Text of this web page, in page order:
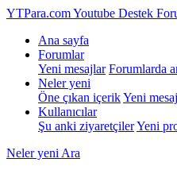
YTPara.comYoutube Destek
Ana sayfa
Forumlar
Yeni mesajlar Forumlarda
Neler yeni
Öne çıkan içerikYeni
Kullanıcılar
Şu anki ziyaretçilerYeni
Neler yeni Ara